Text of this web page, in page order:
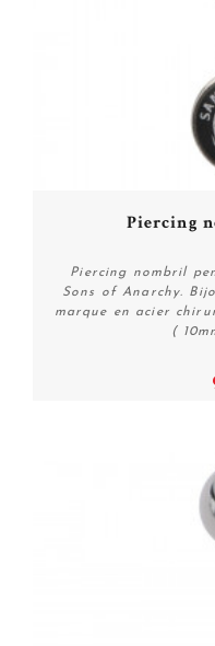
Piercing
Piercing nombril
Sons of Anarchy.
marque en acier
(